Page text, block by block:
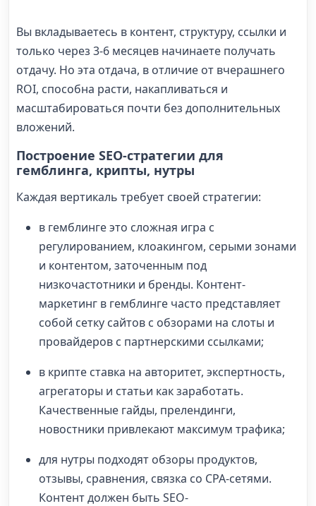
Вы вкладываетесь в контент, структуру, ссылки и
только через 3-6 месяцев начинаете получать
отдачу. Но эта отдача, в отличие от вчерашнего
ROI, способна расти, накапливаться и
масштабироваться почти без дополнительных
вложений.
Построение SEO-стратегии для
гемблинга, крипты, нутры
Каждая вертикаль требует своей стратегии:
в гемблинге это сложная игра с
регулированием, клоакингом, серыми зонами
и контентом, заточенным под
низкочастотники и бренды. Контент-
маркетинг в гемблинге часто представляет
собой сетку сайтов с обзорами на слоты и
провайдеров с партнерскими ссылками;
в крипте ставка на авторитет, экспертность,
агрегаторы и статьи как заработать.
Качественные гайды, прелендинги,
новостники привлекают максимум трафика;
для нутры подходят обзоры продуктов,
отзывы, сравнения, связка со CPA-сетями.
Контент должен быть SEO-